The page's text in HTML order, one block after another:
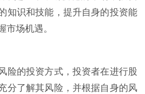
知识和技能，提升自身的投资能
市场机遇。
险的投资方式，投资者在进行股
分了解其风险，并根据自身的风